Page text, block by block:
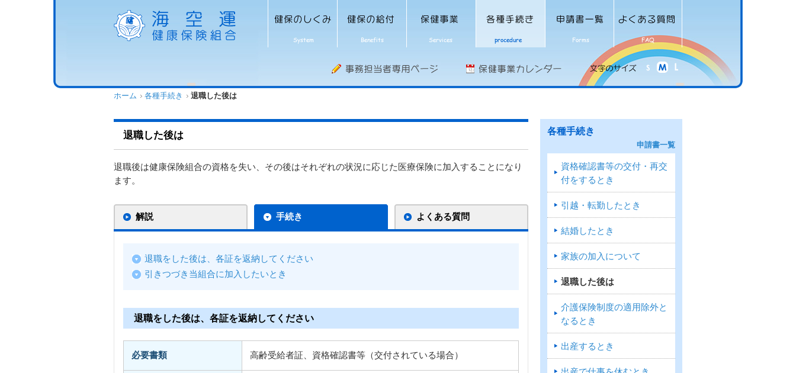
ホーム 各種手続き 退職した後は
退職した後は
退職後は健康保険組合の資格を失い、その後はそれぞれの状況に応じた医療保険に加入することになり
ます。
解説 手続き よくある質問
退職をした後は、各証を返納してください
引きつづき当組合に加入したいとき
退職をした後は、各証を返納してください
必要書類 高齢受給者証、資格確認書等（交付されている場合）
各種手続き
申請書一覧
資格確認書等の交付・再交
付をするとき
引越・転勤したとき
結婚したとき
家族の加入について
退職した後は
介護保険制度の適用除外と
なるとき
出産するとき